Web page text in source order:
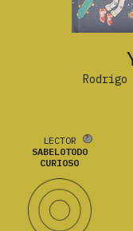
LECTOR
SABELOTODO
CURIOSO